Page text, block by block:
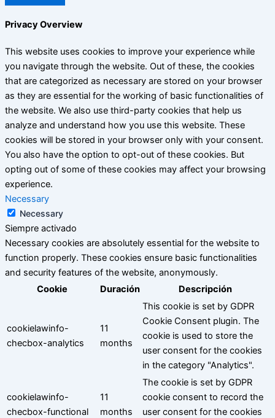
Privacy Overview
This website uses cookies to improve your experience while
you navigate through the website. Out of these, the cookies
that are categorized as necessary are stored on your browser
as they are essential for the working of basic functionalities of
the website. We also use third-party cookies that help us
analyze and understand how you use this website. These
cookies will be stored in your browser only with your consent.
You also have the option to opt-out of these cookies. But
opting out of some of these cookies may affect your browsing
experience.
Necessary
Necessary
Siempre activado
Necessary cookies are absolutely essential for the website to
function properly. These cookies ensure basic functionalities
and security features of the website, anonymously.
Cookie
Duración Descripción
cookielawinfo-
checbox-analytics
11
months
This cookie is set by GDPR
Cookie Consent plugin. The
cookie is used to store the
user consent for the cookies
in the category "Analytics".
cookielawinfo-
checbox-functional
11
months
The cookie is set by GDPR
cookie consent to record the
user consent for the cookies